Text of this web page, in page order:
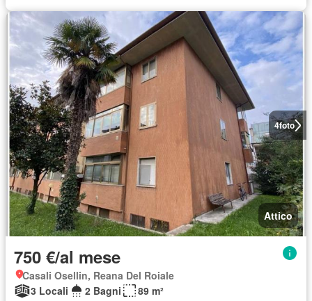
4foto
Attico
750 €/al mese
Casali Osellin, Reana Del Roiale
3 Locali
2 Bagni 89 m²